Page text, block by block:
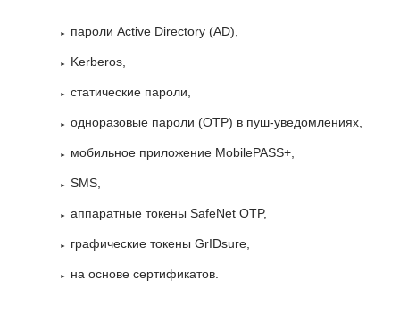
пароли Active Directory (AD),
Kerberos,
статические пароли,
одноразовые пароли (OTP) в пуш-уведомлениях,
мобильное приложение MobilePASS+,
SMS,
аппаратные токены SafeNet OTP,
графические токены GrIDsure,
на основе сертификатов.